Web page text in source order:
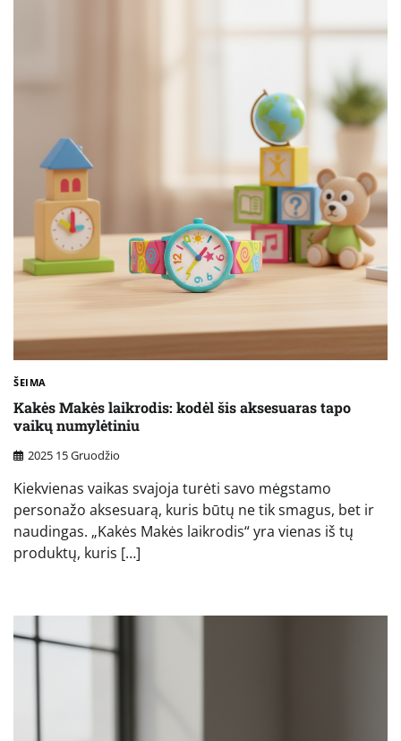
ŠEIMA
Kakės Makės laikrodis: kodėl šis aksesuaras tapo
vaikų numylėtiniu
2025 15 Gruodžio
Kiekvienas vaikas svajoja turėti savo mėgstamo
personažo aksesuarą, kuris būtų ne tik smagus, bet ir
naudingas. „Kakės Makės laikrodis“ yra vienas iš tų
produktų, kuris […]